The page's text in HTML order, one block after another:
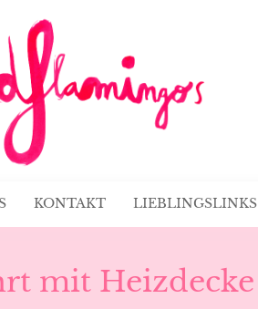
KONTAKT LIEBLINGSLINKS
mit Heizdecke